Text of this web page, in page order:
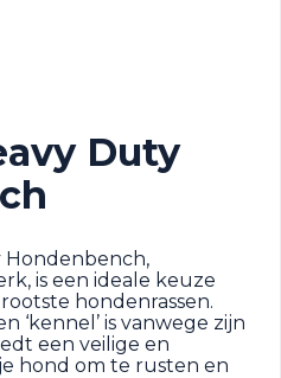
Duty
Hondenbench,
is een ideale keuze
hondenrassen.
‘kennel’ is vanwege zijn
een veilige en
hond om te rusten en